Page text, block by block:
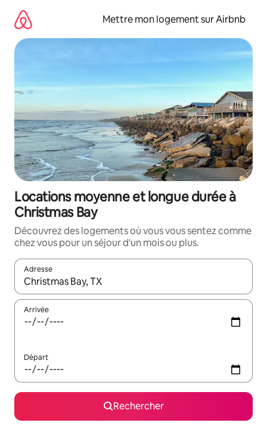
directement
contenu
Mettre mon logement sur Airbnb
Locations moyenne et longue durée à
Christmas Bay
Découvrez des logements où vous vous sentez comme
chez vous pour un séjour d'un mois ou plus.
Adresse
Lorsque les résultats s'affichent, utilisez les flèches vers le
Arrivée
Départ
Rechercher